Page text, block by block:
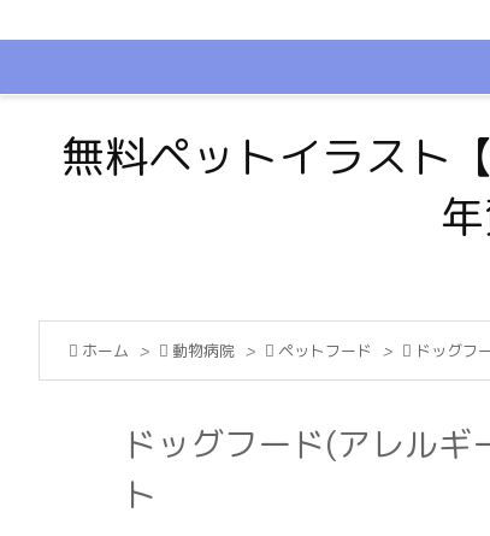
無料ペットイラスト
 ホーム >  動物病院 >  ペットフード >  ドッグフ
ドッグフード(アレル
ト